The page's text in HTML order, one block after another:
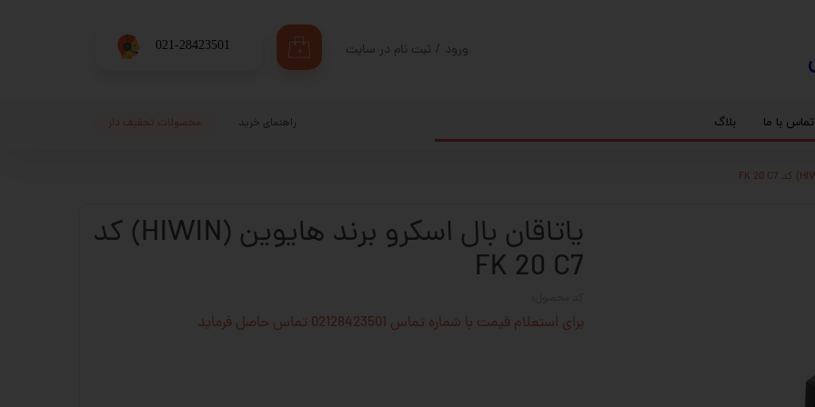
​021-28423501 ۰ ورود / ثبت نام در سایت
سفارشات
گیربکس حلزونی
تماس با ما بلاگ محصولات تحفیف دار راهنمای خرید
یاتاقان بال اسکرو برند هایوین (HIWIN) کد
FK 20 C7
برای استعلام قیمت با شماره تماس 02128423501 تماس حاصل فرماید